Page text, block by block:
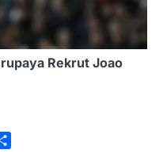
Rekrut Joao